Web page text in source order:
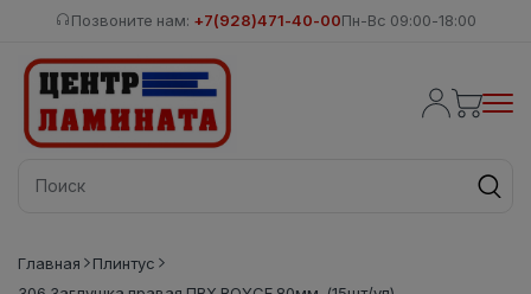
Позвоните нам: +7(928)471-40-00Пн-Вс 09:00-18:00
Главная
Плинтус